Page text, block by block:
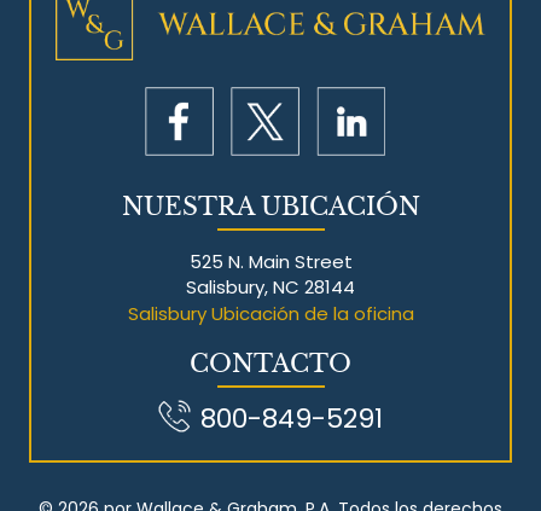
NUESTRA UBICACIÓN
525 N. Main Street
Salisbury, NC 28144
Salisbury Ubicación de la oficina
CONTACTO
800-849-5291